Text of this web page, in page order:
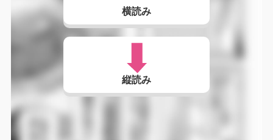
横読み
縦読み